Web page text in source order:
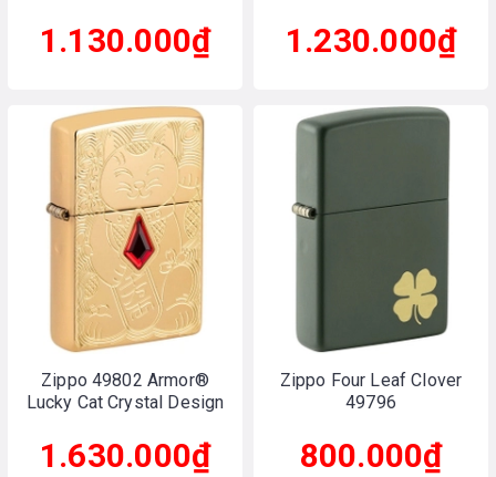
1.130.000₫ 1.230.000₫
Zippo 49802 Armor®
Lucky Cat Crystal Design
1.630.000₫
Zippo Four Leaf Clover
49796
800.000₫